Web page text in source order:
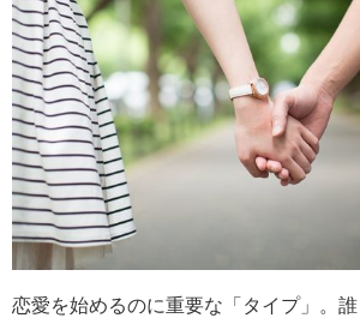
恋愛を始めるのに重要な「タイプ」。